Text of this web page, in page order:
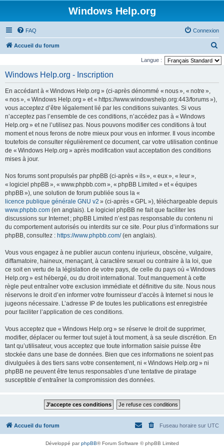
Windows Help.org
FAQ Connexion
Accueil du forum
e
Langue :
Windows Help.org - Inscription
En accédant à « Windows Help.org » (ci-après dénommé « nous », « notre »,
« nos », « Windows Help.org » et « https://www.windowshelp.org:443/forums »),
vous acceptez d’être légalement lié par les conditions suivantes. Si vous
n’acceptez pas l’ensemble de ces conditions, n’accédez pas à « Windows
Help.org » et ne l’utilisez pas. Nous pouvons modifier ces conditions à tout
moment et nous ferons de notre mieux pour vous en informer. Il vous incombe
toutefois de consulter régulièrement ce document, car votre utilisation continue
de « Windows Help.org » après modification vaut acceptation des conditions
mises à jour.
Nos forums sont propulsés par phpBB (ci-après « ils », « eux », « leur »,
« logiciel phpBB », « www.phpbb.com », « phpBB Limited » et « équipes
phpBB »), une solution de forum publiée sous la «
licence publique générale GNU v2 » (ci-après « GPL »), téléchargeable depuis
www.phpbb.com (en anglais). Le logiciel phpBB ne fait que faciliter les
discussions sur Internet ; phpBB Limited n’est pas responsable du contenu ni
du comportement autorisés ou interdits sur ce site. Pour plus d’informations sur
phpBB, consultez : https://www.phpbb.com/(en anglais).
Vous vous engagez à ne publier aucun contenu injurieux, obscène, vulgaire,
diffamatoire, haineux, menaçant, à caractère sexuel ou contraire à la loi, que
ce soit en vertu de la législation de votre pays, de celle du pays où « Windows
Help.org » est hébergé, ou du droit international. Tout manquement à cette
règle peut entraîner votre exclusion immédiate et définitive du site. Nous nous
réservons le droit d’en informer votre fournisseur d’accès à Internet si nous le
jugeons nécessaire. L’adresse IP de toutes les publications est enregistrée
pour faciliter l’application de ces conditions.
Vous acceptez que « Windows Help.org » se réserve le droit de supprimer,
modifier, déplacer ou fermer tout sujet à tout moment, à sa seule discrétion. En
tant qu’utilisateur, vous acceptez que toute information saisie puisse être
stockée dans une base de données. Bien que ces informations ne soient pas
divulguées à des tiers sans votre consentement, ni « Windows Help.org » ni
phpBB ne peuvent être tenus responsables d’une tentative de piratage
susceptible d’entraîner la compromission des données.
Accueil du forum Fuseau horaire sur UTC
Développé parphpBB® Forum Software © phpBB Limited